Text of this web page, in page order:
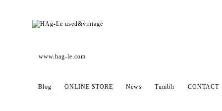
www.hag-le.com
Blog ONLINE STORE News Tumblr CONTACT